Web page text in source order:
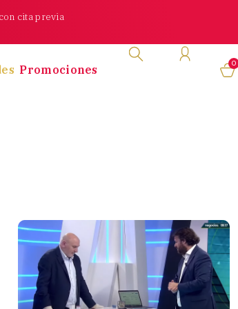
cita previa
Promociones 0